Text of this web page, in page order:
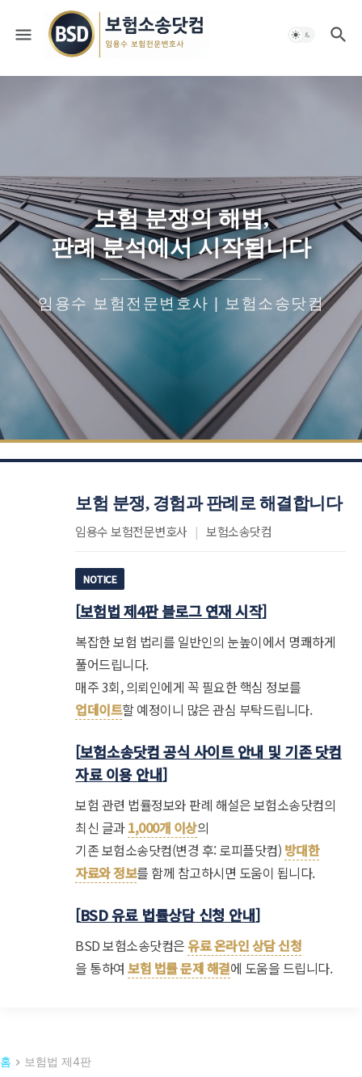
보험 분쟁의 해법,
판례 분석에서 시작됩니다
임용수 보험전문변호사 | 보험소송닷컴
보험 분쟁, 경험과 판례로 해결합니다
임용수 보험전문변호사 | 보험소송닷컴
NOTICE
[보험법 제4판 블로그 연재 시작]
복잡한 보험 법리를 일반인의 눈높이에서 명쾌하게
풀어드립니다.
매주 3회, 의뢰인에게 꼭 필요한 핵심 정보를
업데이트할 예정이니 많은 관심 부탁드립니다.
[보험소송닷컴 공식 사이트 안내 및 기존 닷컴
자료 이용 안내]
보험 관련 법률정보와 판례 해설은 보험소송닷컴의
최신 글과1,000개 이상의
기존 보험소송닷컴(변경 후: 로피플닷컴) 방대한
자료와 정보를 함께 참고하시면 도움이 됩니다.
[BSD 유료 법률상담 신청 안내]
BSD 보험소송닷컴은유료 온라인 상담 신청
을 통하여보험 법률 문제 해결에 도움을 드립니다.
홈 보험법 제4판